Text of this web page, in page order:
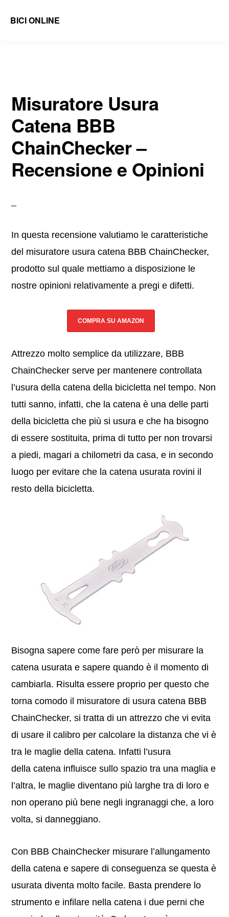
BICI ONLINE
Ricambi
Bici
e
Guide
Misuratore Usura
Catena BBB
ChainChecker –
Recensione e Opinioni
In questa recensione valutiamo le caratteristiche
del misuratore usura catena BBB ChainChecker,
prodotto sul quale mettiamo a disposizione le
nostre opinioni relativamente a pregi e difetti.
COMPRA SU AMAZON
Attrezzo molto semplice da utilizzare, BBB
ChainChecker serve per mantenere controllata
l’usura della catena della bicicletta nel tempo. Non
tutti sanno, infatti, che la catena è una delle parti
della bicicletta che più si usura e che ha bisogno
di essere sostituita, prima di tutto per non trovarsi
a piedi, magari a chilometri da casa, e in secondo
luogo per evitare che la catena usurata rovini il
resto della bicicletta.
Bisogna sapere come fare però per misurare la
catena usurata e sapere quando è il momento di
cambiarla. Risulta essere proprio per questo che
torna comodo il misuratore di usura catena BBB
ChainChecker, si tratta di un attrezzo che vi evita
di usare il calibro per calcolare la distanza che vi è
tra le maglie della catena. Infatti l’usura
della catena influisce sullo spazio tra una maglia e
l’altra, le maglie diventano più larghe tra di loro e
non operano più bene negli ingranaggi che, a loro
volta, si danneggiano.
Con BBB ChainChecker misurare l’allungamento
della catena e sapere di conseguenza se questa è
usurata diventa molto facile. Basta prendere lo
strumento e infilare nella catena i due perni che